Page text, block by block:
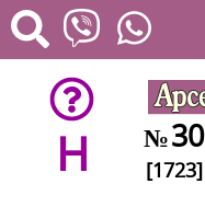
H №30
[1723]